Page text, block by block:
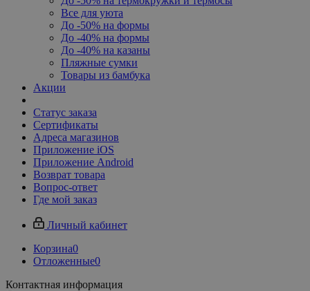
Все для уюта
До -50% на формы
До -40% на формы
До -40% на казаны
Пляжные сумки
Товары из бамбука
Акции
Статус заказа
Сертификаты
Адреса магазинов
Приложение iOS
Приложение Android
Возврат товара
Вопрос-ответ
Где мой заказ
Личный кабинет
Корзина0
Отложенные0
Контактная информация